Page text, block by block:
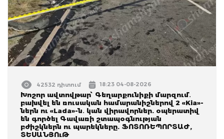
42532 դիտում 18:23 04-08-2026
Խոշոր ավտովթար՝ Գեղարքունիքի մարզում․
բախվել են ռուսական համարանիշներով 2 «Kia»-
ներն ու «Lada»-ն․ կան վիրավորներ. օպերատիվ
են գործել Գավառի շտապօգնության
բժիշկներն ու պարեկները. ՖՈՏՈՌԵՊՈՐՏԱԺ,
ՏԵՍԱՆՅՈւԹ